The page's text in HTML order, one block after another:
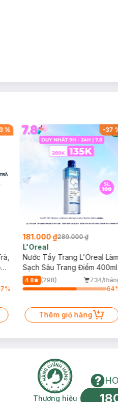
%
7%
-37
181.000 ₫289.000 ₫
L'Oreal
Nước Tẩy Trang L'Oreal Làm
Sạch Sâu Trang Điểm 400ml
4.8 (298)
734/
64
Thêm giỏ hàng
phí Thương hiệu uy
Thương hiệu